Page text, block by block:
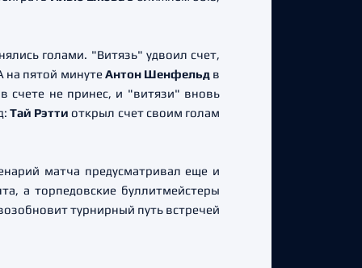
голами. "Витязь" удвоил счет,
на пятой минутеАнтон Шенфельдв
счете не принес, и "витязи" вновь
Тай Рэтти открыл счет своим голам
матча предусматривал еще и
а торпедовские буллитмейстеры
турнирный путь встречей